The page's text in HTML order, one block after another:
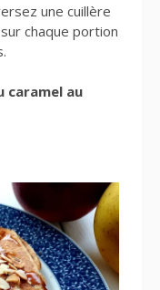
une cuillère
chaque portion
caramel au